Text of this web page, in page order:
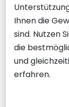
Ihnen die
sind. Nutzen
die
und
erfahren.